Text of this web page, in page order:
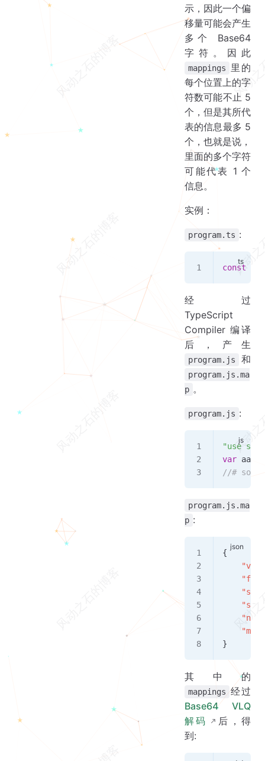
示，因此一个偏
移量可能会产生
多个 Base64
字符。因此
mappings
里的
每个位置上的字
符数可能不止 5
个，但是其所代
表的信息最多 5
个，也就是说，
里面的多个字符
可能代表 1 个
信息。
实例：
program.ts :
const
经过
TypeScript
Compiler 编译
后，产生
program.js 和
program.js.ma
p 。
program.js :
"use
var
//#
program.js.ma
p :
{
}
其中的
mappings 经过
Base64 VLQ
解码
后，得
到: